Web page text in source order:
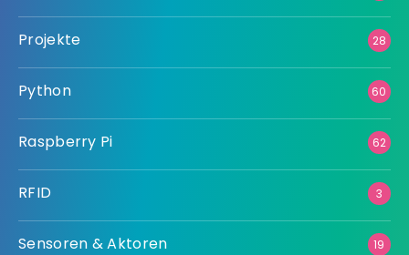
Projekte 28
Python 60
Raspberry Pi 62
RFID 3
Sensoren & Aktoren 19